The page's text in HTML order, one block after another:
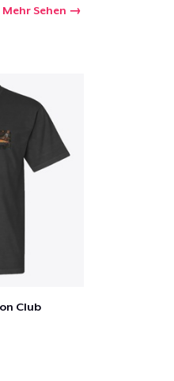
Mehr Sehen
Club